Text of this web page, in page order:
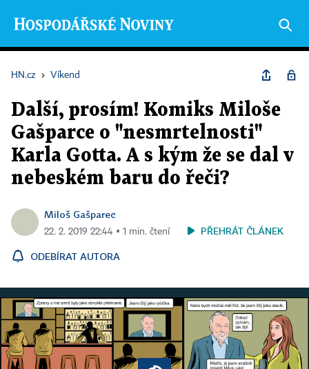
HN.cz › Víkend
Další, prosím! Komiks Miloše
Gašparce o "nesmrtelnosti"
Karla Gotta. A s kým že se dal v
nebeském baru do řeči?
Miloš Gašparec
22. 2. 2019 22:44 ▪ 1 min. čtení PŘEHRÁT ČLÁNEK
ODEBÍRAT AUTORA